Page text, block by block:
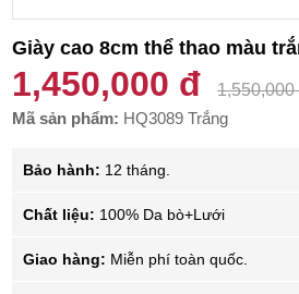
Giày cao 8cm thể thao màu
1,450,000 đ
1,550,000
Mã sản phẩm: HQ3089 Trắng
Bảo hành: 12 tháng.
Chất liệu: 100% Da bò+Lưới
Giao hàng: Miễn phí toàn quốc.